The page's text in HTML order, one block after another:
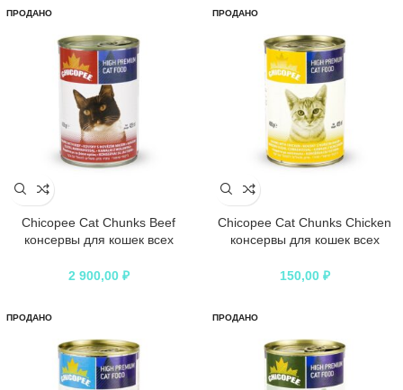
ПРОДАНО
Chicopee Cat Chunks Beef
консервы для кошек всех
в соусе – 400 г
2 900,00 ₽
ПРОДАНО
Chicopee Cat Chunks Chicken
консервы для кошек всех
соусе – 400 г
150,00 ₽
ПРОДАНО ПРОДАНО